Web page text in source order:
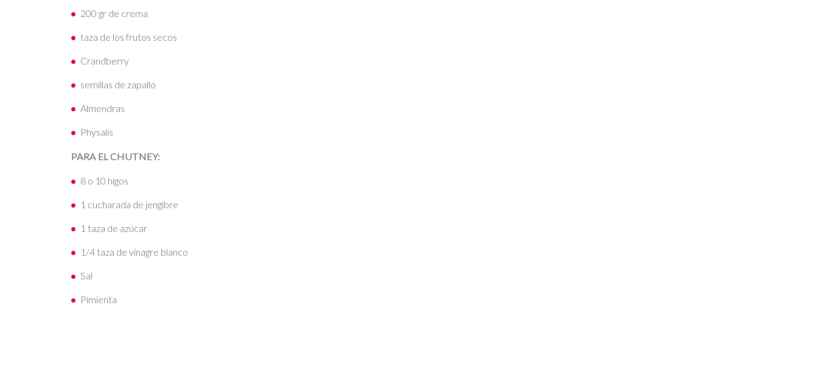
200 gr de crema
taza de los frutos secos
Crandberry
semillas de zapallo
Almendras
Physalis
PARA EL CHUTNEY:
8 o 10 higos
1 cucharada de jengibre
1 taza de azúcar
1/4 taza de vinagre blanco
Sal
Pimienta